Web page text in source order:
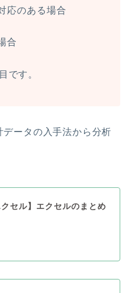
応のある場合
合
です。
データの入手法から分析
クセル】エクセルのまとめ